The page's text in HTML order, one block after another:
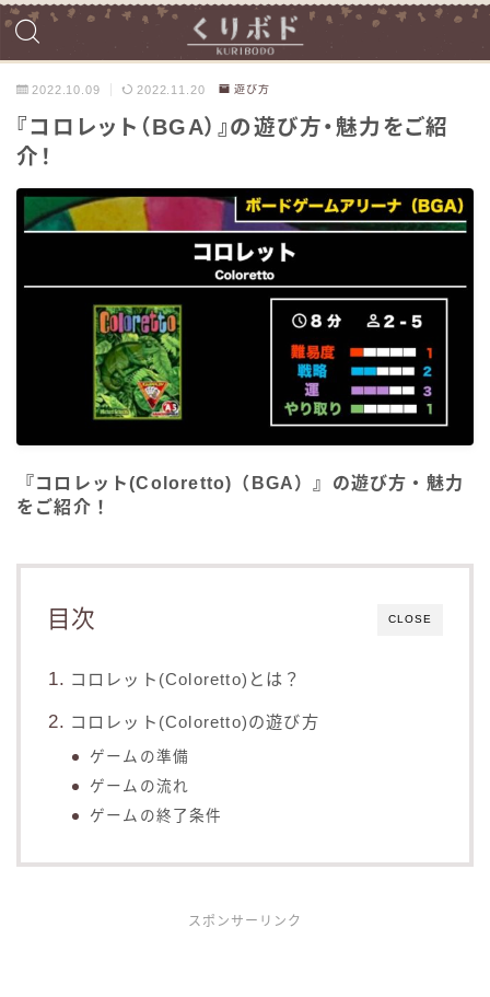
2022.10.09 2022.11.20 遊び方
『コロレット（BGA）』の遊び方・魅力をご紹
介！
『コロレット(Coloretto)（BGA）』の遊び方・魅力
をご紹介！
CLOSE
目次
コロレット(Coloretto)とは？
コロレット(Coloretto)の遊び方
ゲームの準備
ゲームの流れ
ゲームの終了条件
スポンサーリンク